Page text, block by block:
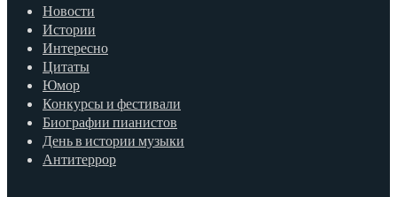
Новости
Истории
Интересно
Цитаты
Юмор
Конкурсы и фестивали
Биографии пианистов
День в истории музыки
Антитеррор